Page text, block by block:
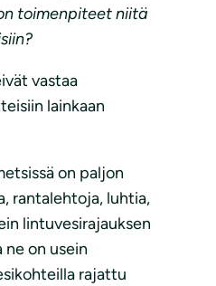
toimenpiteet niitä
vastaa
lainkaan
on paljon
rantalehtoja, luhtia,
lintuvesirajauksen
ne on usein
rajattu